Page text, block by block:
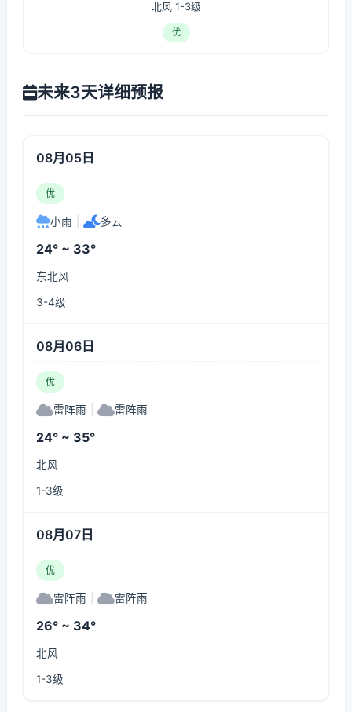
北风 1-3级
优
未来3天详细预报
08月05日
优
小雨 多云
24° ~ 33°
东北风
3-4级
08月06日
优
雷阵雨 雷阵雨
24° ~ 35°
北风
1-3级
08月07日
优
雷阵雨 雷阵雨
26° ~ 34°
北风
1-3级